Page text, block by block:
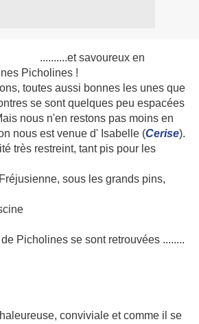
..........et savoureux en
Picholines !
toutes aussi bonnes les unes que
se sont quelques peu espacées
nous n'en restons pas moins en
nous est venue d' Isabelle (Cerise).
très restreint, tant pis pour les
sous les grands pins,
Picholines se sont retrouvées ........
conviviale et comme il se